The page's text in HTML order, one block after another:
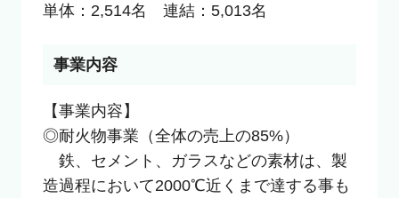
単体：2,514名　連結：5,013名
事業内容
【事業内容】
◎耐火物事業（全体の売上の85%）
鉄、セメント、ガラスなどの素材は、製
造過程において2000℃近くまで達する事も